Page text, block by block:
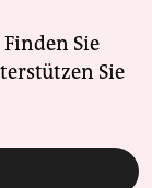
Sie
Sie